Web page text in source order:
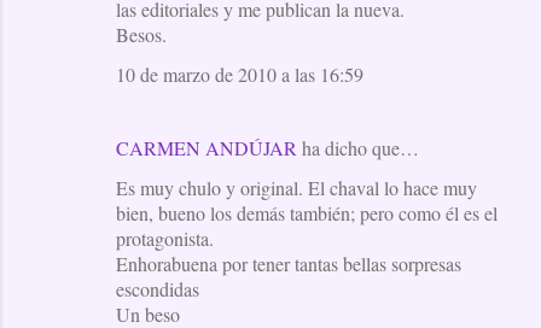
las editoriales y me publican la nueva.
Besos.
10 de marzo de 2010 a las 16:59
CARMEN ANDÚJAR ha dicho que…
Es muy chulo y original. El chaval lo hace muy
bien, bueno los demás también; pero como él es el
protagonista.
Enhorabuena por tener tantas bellas sorpresas
escondidas
Un beso